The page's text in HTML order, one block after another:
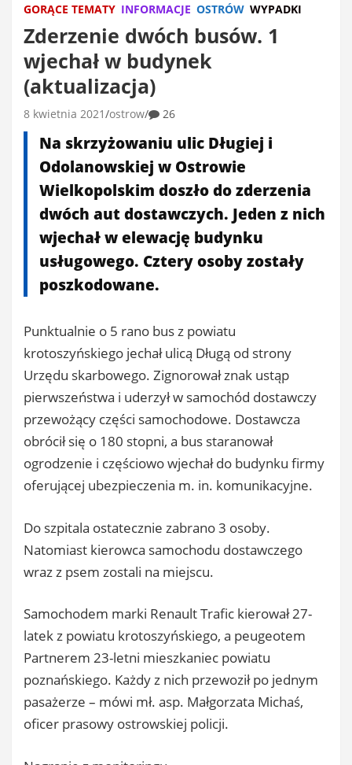
GORĄCE TEMATY INFORMACJE OSTRÓW WYPADKI
Zderzenie dwóch busów. 1
wjechał w budynek
(aktualizacja)
8 kwietnia 2021 ostrow 26
Na skrzyżowaniu ulic Długiej i
Odolanowskiej w Ostrowie
Wielkopolskim doszło do zderzenia
dwóch aut dostawczych. Jeden z nich
wjechał w elewację budynku
usługowego. Cztery osoby zostały
poszkodowane.
Punktualnie o 5 rano bus z powiatu
krotoszyńskiego jechał ulicą Długą od strony
Urzędu skarbowego. Zignorował znak ustąp
pierwszeństwa i uderzył w samochód dostawczy
przewożący części samochodowe. Dostawcza
obrócił się o 180 stopni, a bus staranował
ogrodzenie i częściowo wjechał do budynku firmy
oferującej ubezpieczenia m. in. komunikacyjne.
Do szpitala ostatecznie zabrano 3 osoby.
Natomiast kierowca samochodu dostawczego
wraz z psem zostali na miejscu.
Samochodem marki Renault Trafic kierował 27-
latek z powiatu krotoszyńskiego, a peugeotem
Partnerem 23-letni mieszkaniec powiatu
poznańskiego. Każdy z nich przewoził po jednym
pasażerze – mówi mł. asp. Małgorzata Michaś,
oficer prasowy ostrowskiej policji.